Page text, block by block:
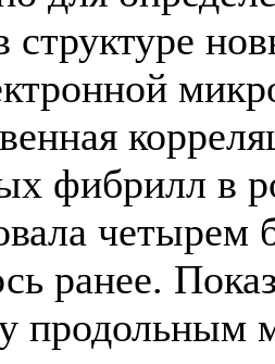
структуре
фибрилл в
ранее.
продольным